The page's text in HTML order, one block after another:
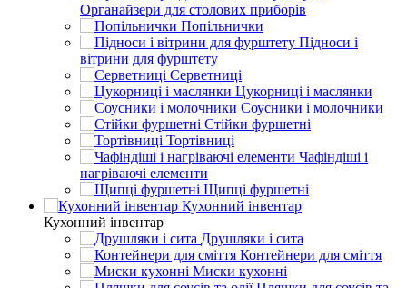
Органайзери для столових приборів
Попільнички
Підноси і
вітрини для фурштету
Серветниці
Цукорниці і маслянки
Соусники і молочники
Стійки фуршетні
Тортівниці
Чафіндіші і
нагріваючі елементи
Щипці фуршетні
Кухонний інвентар
Кухонний інвентар
Друшляки і сита
Контейнери для сміття
Миски кухонні